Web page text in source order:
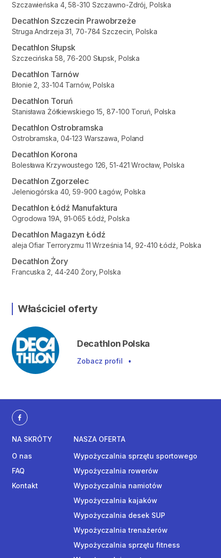
Szczawieńska 4, 58-310 Szczawno-Zdrój, Polska
Decathlon Szczecin Prawobrzeże
Struga Andrzeja 31, 70-784 Szczecin, Polska
Decathlon Słupsk
Szczecińska 58, 76-200 Słupsk, Polska
Decathlon Tarnów
Błonie 2, 33-104 Tarnów, Polska
Decathlon Toruń
Stanisława Żółkiewskiego 15, 87-100 Toruń, Polska
Decathlon Ostrobramska
Ostrobramska, 04-123 Warszawa, Poland
Decathlon Korona
Bolesława Krzywoustego 126, 51-421 Wrocław, Polska
Decathlon Zgorzelec
Jeleniogórska 40, 59-900 Łagów, Polska
Decathlon Łódź Manufaktura
Ogrodowa 19A, 91-065 Łódź, Polska
Decathlon Magazyn Łódź
aleja Ofiar Terroryzmu 11 Września 14, 92-410 Łódź, Polska
Decathlon Żory
Francuska 2, 44-240 Żory, Polska
Właściciel oferty
Decathlon Polska
Zobacz profil •
NA SKRÓTY
O nas
FAQ
Kontakt
NASZA OFERTA
Wypożyczalnia sprzętu sportowego
Wypożyczalnia rowerów
Wypożyczalnia namiotów
Wypożyczalnia kajaków
Wypożyczalnia desek SUP
Wypożyczalnia trenażerów
Wypożyczalnia sprzętu fitness